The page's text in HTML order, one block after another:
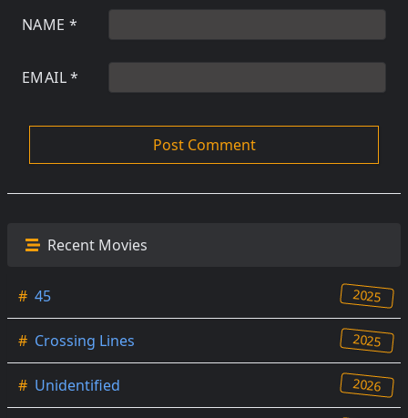
NAME *
EMAIL*
Recent Movies
# 45 2025
# Crossing Lines 2025
# Unidentified 2026